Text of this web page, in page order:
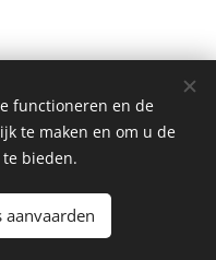
functioneren en de
te maken en om u de
bieden.
aanvaarden